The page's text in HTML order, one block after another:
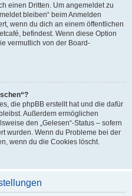
einen Dritten. Um angemeldet zu
bleiben“ beim Anmelden
wenn du dich an einem öffentlichen
befindest. Wenn diese Option
vermutlich von der Board-
die phpBB erstellt hat und die dafür
Außerdem ermöglichen
den „Gelesen“-Status – sofern
wurden. Wenn du Probleme bei der
wenn du die Cookies löscht.